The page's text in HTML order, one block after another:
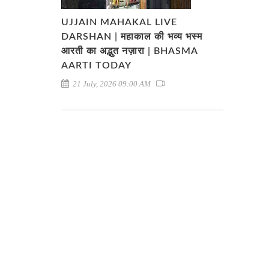
UJJAIN MAHAKAL LIVE
DARSHAN | महाकाल की भव्य भस्म
आरती का अद्भुत नज़ारा | BHASMA
AARTI TODAY
21 July, 2026 09:00 AM